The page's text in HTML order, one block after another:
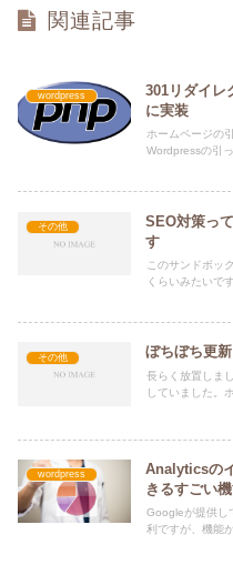
関連記事
wordpress
301リダイレ
に実装
ホームページの
Wordpressの引
その他
SEO対策っ
す
このサンドボッ
くらいみたいで
その他 ぼちぼち更
長らく放置しま
していました。
wordpress
Analyticsの
きるすごい
Googleが提供し
利ですが、機能が